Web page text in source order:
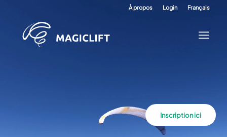
À propos Login Français
Inscription ici